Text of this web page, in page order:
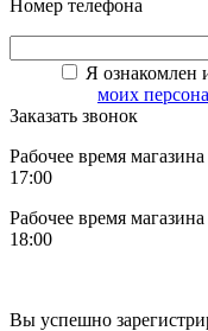
Номер телефона
Я ознакомлен
моих
Заказать звонок
Рабочее время
17:00
Рабочее время
18:00
Вы успешно